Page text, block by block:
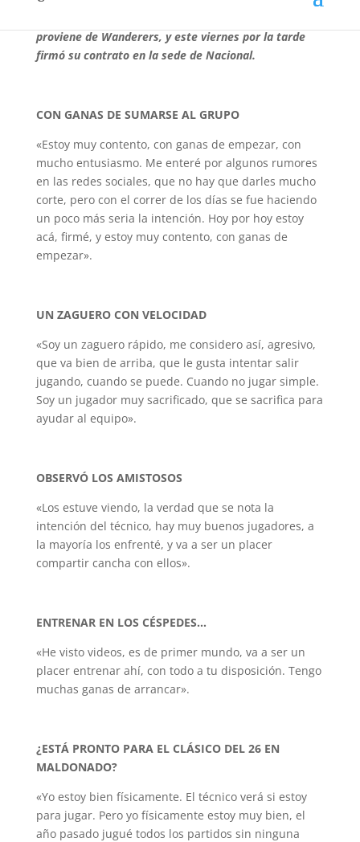
proviene de Wanderers, y este viernes por la tarde
firmó su contrato en la sede de Nacional.
CON GANAS DE SUMARSE AL GRUPO
«Estoy muy contento, con ganas de empezar, con
mucho entusiasmo. Me enteré por algunos rumores
en las redes sociales, que no hay que darles mucho
corte, pero con el correr de los días se fue haciendo
un poco más seria la intención. Hoy por hoy estoy
acá, firmé, y estoy muy contento, con ganas de
empezar».
UN ZAGUERO CON VELOCIDAD
«Soy un zaguero rápido, me considero así, agresivo,
que va bien de arriba, que le gusta intentar salir
jugando, cuando se puede. Cuando no jugar simple.
Soy un jugador muy sacrificado, que se sacrifica para
ayudar al equipo».
OBSERVÓ LOS AMISTOSOS
«Los estuve viendo, la verdad que se nota la
intención del técnico, hay muy buenos jugadores, a
la mayoría los enfrenté, y va a ser un placer
compartir cancha con ellos».
ENTRENAR EN LOS CÉSPEDES…
«He visto videos, es de primer mundo, va a ser un
placer entrenar ahí, con todo a tu disposición. Tengo
muchas ganas de arrancar».
¿ESTÁ PRONTO PARA EL CLÁSICO DEL 26 EN
MALDONADO?
«Yo estoy bien físicamente. El técnico verá si estoy
para jugar. Pero yo físicamente estoy muy bien, el
año pasado jugué todos los partidos sin ninguna